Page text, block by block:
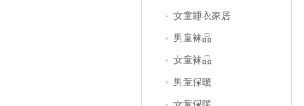
女童睡衣家居
男童袜品
女童袜品
男童保暖